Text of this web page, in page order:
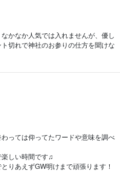
かなか人気では入れませんが、優し
切れで神社のお参りの仕方を聞けな
っては仰ってたワードや意味を調べ
しい時間です♫
りあえずGW明けまで頑張ります！